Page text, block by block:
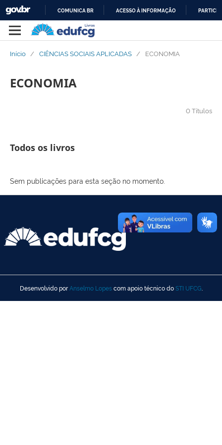
COMUNICA BR ACESSO À INFORMAÇÃO
Início / CIÊNCIAS SOCIAIS APLICADAS / ECONOMIA
ECONOMIA
0 Títulos
Todos os livros
Sem publicações para esta seção no momento.
Desenvolvido porAnselmo Lopescom apoio técnico doSTI UFCG.